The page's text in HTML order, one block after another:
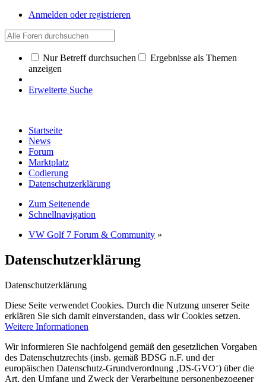
Anmelden oder registrieren
Nur Betreff durchsuchen
Ergebnisse als Themen
anzeigen
Erweiterte Suche
Startseite
News
Forum
Marktplatz
Codierung
Datenschutzerklärung
Zum Seitenende
Schnellnavigation
VW Golf 7 Forum & Community »
Datenschutzerklärung
Datenschutzerklärung
Diese Seite verwendet Cookies. Durch die Nutzung unserer Seite
erklären Sie sich damit einverstanden, dass wir Cookies setzen.
Weitere Informationen
Wir informieren Sie nachfolgend gemäß den gesetzlichen Vorgaben
des Datenschutzrechts (insb. gemäß BDSG n.F. und der
europäischen Datenschutz-Grundverordnung ‚DS-GVO‘) über die
Art, den Umfang und Zweck der Verarbeitung personenbezogener